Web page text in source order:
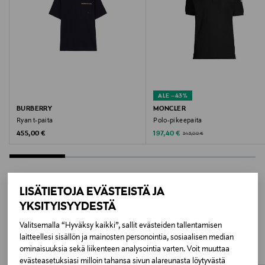
LISÄTIETOJA EVÄSTEISTÄ JA
YKSITYISYYDESTÄ
Valitsemalla “Hyväksy kaikki”, sallit evästeiden tallentamisen
laitteellesi sisällön ja mainosten personointia, sosiaalisen median
ominaisuuksia sekä liikenteen analysointia varten. Voit muuttaa
evästeasetuksiasi milloin tahansa sivun alareunasta löytyvästä
Valmistajan tuotenumero
L10918C71600
Moncler S.p.A.
Via Stendhal 47, 20144 Milano, Italy
BURBERRY
Ryan t-paita
Original Price
455,00 €
ALE –43%
MONCLER
Polo-pikeepaita
Discounted Price
197,40 € Original Price
345,00 €
LISÄÄ KIINNOSTAVIA
TUOTTEITA